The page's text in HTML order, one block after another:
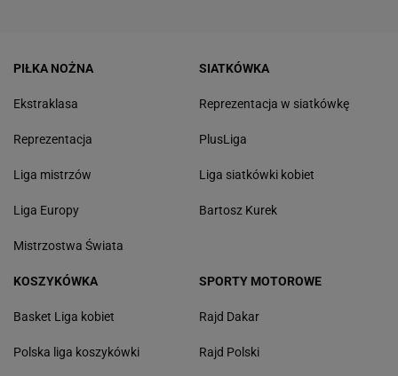
PIŁKA NOŻNA
Ekstraklasa
Reprezentacja
Liga mistrzów
Liga Europy
Mistrzostwa Świata
SIATKÓWKA
Reprezentacja w siatkówkę
PlusLiga
Liga siatkówki kobiet
Bartosz Kurek
KOSZYKÓWKA
Basket Liga kobiet
Polska liga koszykówki
SPORTY MOTOROWE
Rajd Dakar
Rajd Polski